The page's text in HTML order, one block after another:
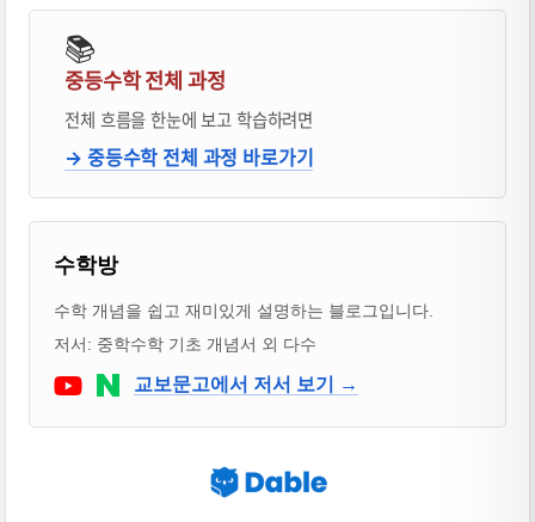
📚
중등수학 전체 과정
전체 흐름을 한눈에 보고 학습하려면
→ 중등수학 전체 과정 바로가기
블로거 & 출판 교재 소개
수학방
수학 개념을 쉽고 재미있게 설명하는 블로그입니다.
저서: 중학수학 기초 개념서 외 다수
Youtube네이버 블로그
교보문고에서 저서 보기 →